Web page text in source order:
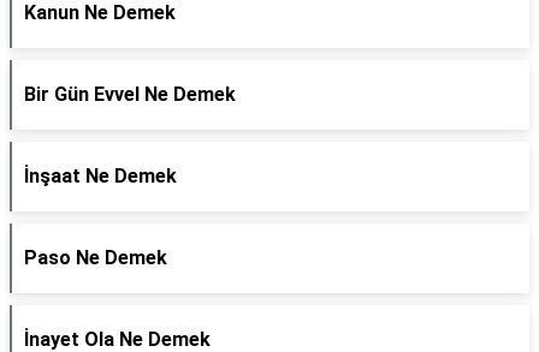
Kanun Ne Demek
Bir Gün Evvel Ne Demek
İnşaat Ne Demek
Paso Ne Demek
İnayet Ola Ne Demek